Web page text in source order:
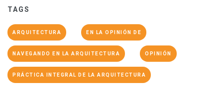
TAGS
ARQUITECTURA EN LA OPINIÓN DE
NAVEGANDO EN LA ARQUITECTURA OPINIÓN
PRÁCTICA INTEGRAL DE LA ARQUITECTURA